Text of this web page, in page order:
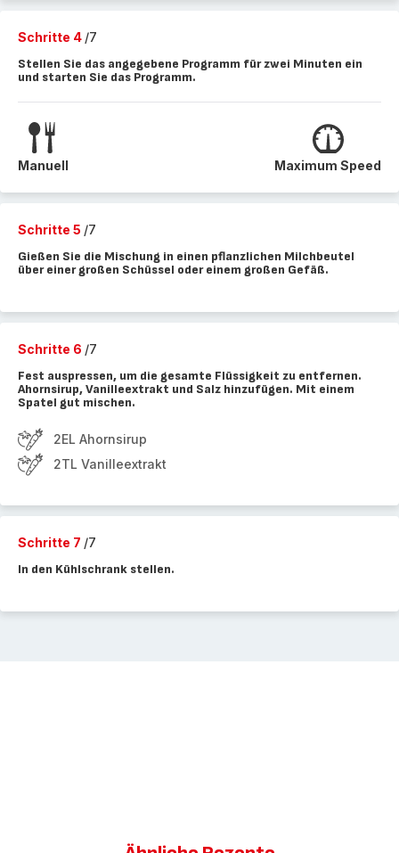
Schritte 4 /7
Stellen Sie das angegebene Programm für zwei Minuten ein
und starten Sie das Programm.
Manuell Maximum Speed
Schritte 5 /7
Gießen Sie die Mischung in einen pflanzlichen Milchbeutel
über einer großen Schüssel oder einem großen Gefäß.
Schritte 6 /7
Fest auspressen, um die gesamte Flüssigkeit zu entfernen.
Ahornsirup, Vanilleextrakt und Salz hinzufügen. Mit einem
Spatel gut mischen.
2EL Ahornsirup
2TL Vanilleextrakt
Schritte 7 /7
In den Kühlschrank stellen.